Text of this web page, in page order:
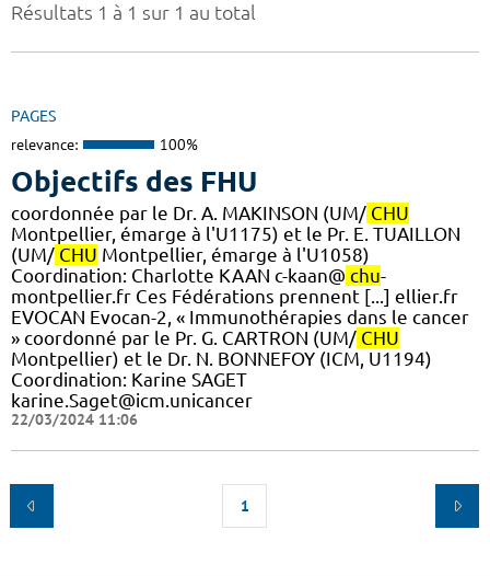
Résultats 1 à 1 sur 1 au total
PAGES
relevance: 100%
Objectifs des FHU
coordonnée par le Dr. A. MAKINSON (UM/ CHU
Montpellier, émarge à l'U1175) et le Pr. E. TUAILLON
(UM/ CHU Montpellier, émarge à l'U1058) ​
Coordination: Charlotte KAAN c-kaan@ chu-
montpellier.fr Ces Fédérations prennent [...] ellier.fr
EVOCAN Evocan-2, « Immunothérapies dans le cancer
» coordonné par le Pr. G. CARTRON (UM/ CHU
Montpellier) et le Dr. N. BONNEFOY (ICM, U1194)
Coordination: Karine SAGET
karine.Saget@icm.unicancer
22/03/2024 11:06
1